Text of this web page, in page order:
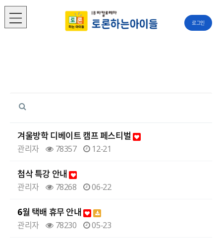
로그인
겨울방학 디베이트 캠프 페스티벌
관리자 78357 12-21
첨삭 특강 안내
관리자 78268 06-22
6월 택배 휴무 안내
관리자 78230 05-23